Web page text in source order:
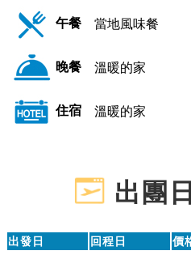
午餐 當地風味餐
晚餐 溫暖的家
住宿 溫暖的家
出團
出發日 回程日 價